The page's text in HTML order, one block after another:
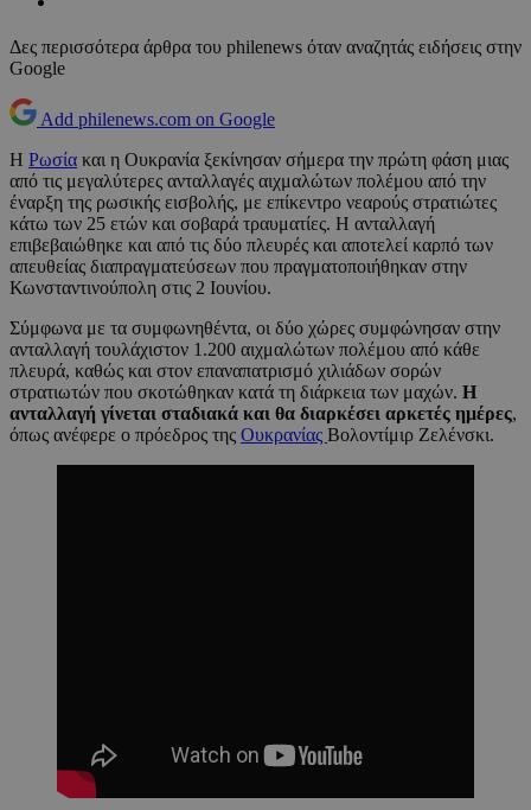
Δες περισσότερα άρθρα του philenews όταν αναζητάς ειδήσεις στην
Google
Add philenews.com on Google
Η Ρωσία και η Ουκρανία ξεκίνησαν σήμερα την πρώτη φάση μιας
από τις μεγαλύτερες ανταλλαγές αιχμαλώτων πολέμου από την
έναρξη της ρωσικής εισβολής, με επίκεντρο νεαρούς στρατιώτες
κάτω των 25 ετών και σοβαρά τραυματίες. Η ανταλλαγή
επιβεβαιώθηκε και από τις δύο πλευρές και αποτελεί καρπό των
απευθείας διαπραγματεύσεων που πραγματοποιήθηκαν στην
Κωνσταντινούπολη στις 2 Ιουνίου.
Σύμφωνα με τα συμφωνηθέντα, οι δύο χώρες συμφώνησαν στην
ανταλλαγή τουλάχιστον 1.200 αιχμαλώτων πολέμου από κάθε
πλευρά, καθώς και στον επαναπατρισμό χιλιάδων σορών
στρατιωτών που σκοτώθηκαν κατά τη διάρκεια των μαχών. Η
ανταλλαγή γίνεται σταδιακά και θα διαρκέσει αρκετές ημέρες,
όπως ανέφερε ο πρόεδρος της Ουκρανίας Βολοντίμιρ Ζελένσκι.